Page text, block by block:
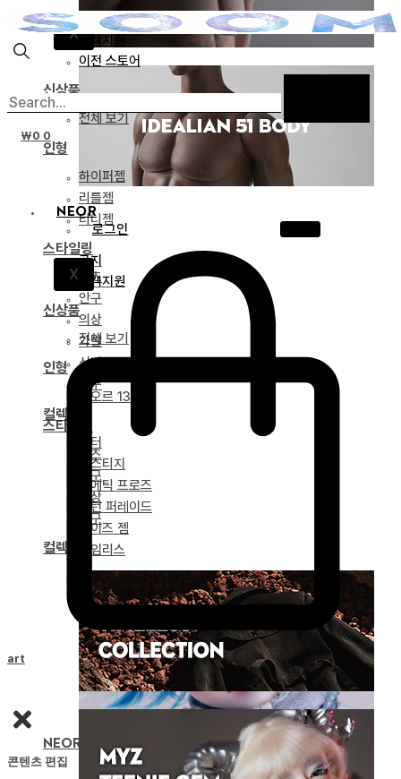
NEOR
로그인
X
공지
고객지원
신상품
전체 보기
인형
네오르 13
스타일링
파츠
안구
의상
도구
컬렉션
드리티아 연대기
NEOR 13 BODY
X
공지
고객지원
이전 스토어
신상품
전체 보기
인형
하이퍼젬
리틀젬
티니젬
스타일링
파츠
안구
의상
가발
신발
도구
컬렉션
얼터
베스티지
포에틱 프로즈
녹턴 퍼레이드
마이즈 젬
타임리스
₩0 0
콘텐츠 편집